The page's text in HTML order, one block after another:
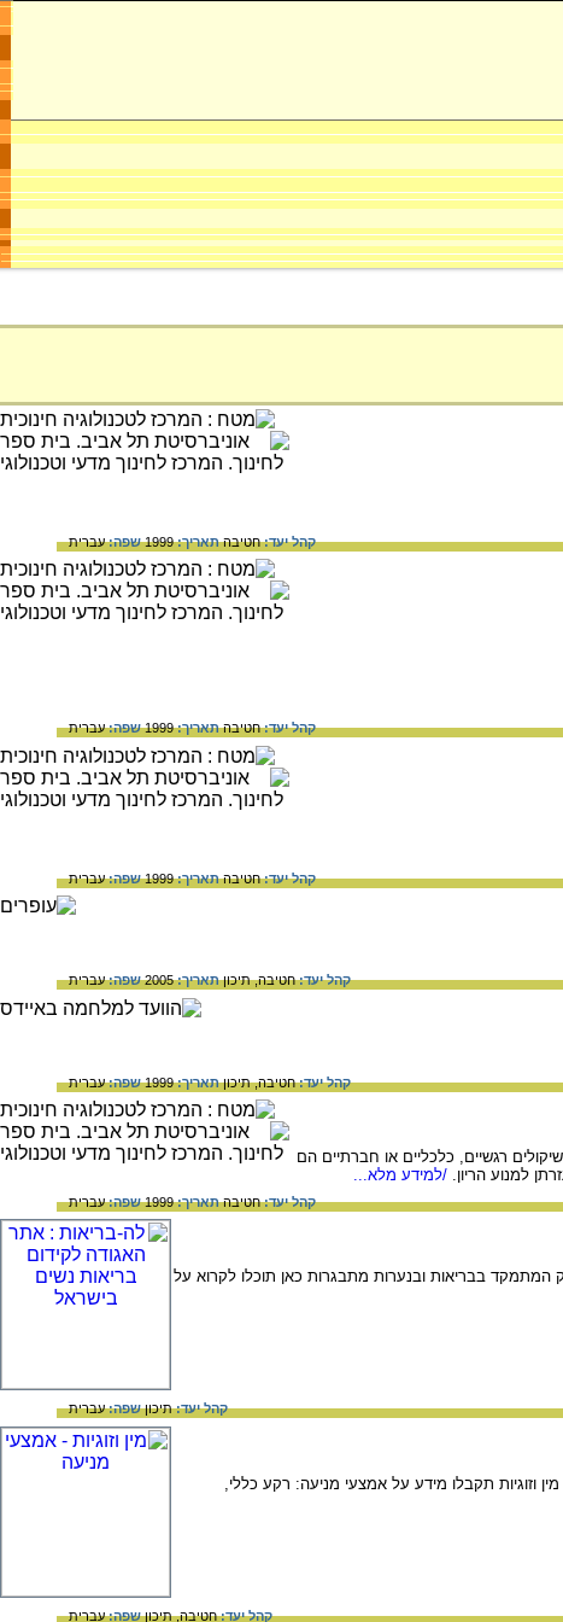
קהל יעד:חטיבהתאריך:1999 שפה:עברית
קהל יעד:חטיבהתאריך:1999 שפה:עברית
קהל יעד:חטיבהתאריך:1999 שפה:עברית
קהל יעד:חטיבה,תיכוןתאריך:2005 שפה:עברית
קהל יעד:חטיבה,תיכוןתאריך:1999 שפה:עברית
רגשיים, כלכליים או חברתיים הם
למנוע הריון. /למידע מלא...
קהל יעד:חטיבהתאריך:1999 שפה:עברית
בבריאות ובנערות מתבגרות כאן תוכלו לקרוא על
קהל יעד:תיכוןשפה:עברית
וזוגיות תקבלו מידע על אמצעי מניעה: רקע כללי,
קהל יעד:חטיבה,תיכוןשפה:עברית